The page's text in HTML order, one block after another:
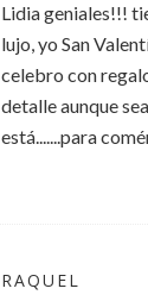
Lidia geniales!!!
lujo, yo San
celebro con
detalle aunque
está.......para
RAQUEL